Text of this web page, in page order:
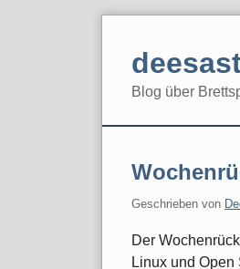
Blog über
Geschrieben von
Der
Linux und